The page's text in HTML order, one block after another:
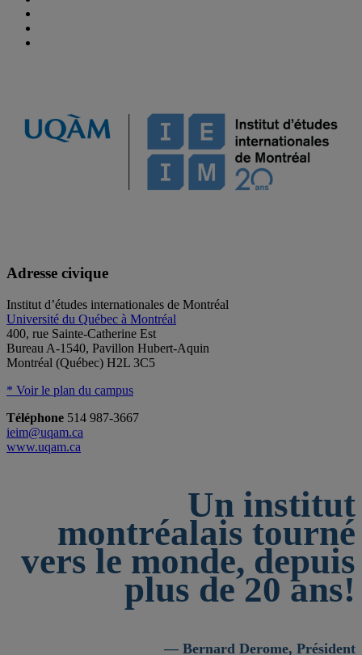
Adresse civique
Institut d’études internationales de Montréal
Université du Québec à Montréal
400, rue Sainte-Catherine Est
Bureau A-1540, Pavillon Hubert-Aquin
Montréal (Québec) H2L 3C5
* Voir le plan du campus
Téléphone 514 987-3667
ieim@uqam.ca
www.uqam.ca
Un institut
montréalais tourné
vers le monde, depuis
plus de 20 ans!
— Bernard Derome, Président